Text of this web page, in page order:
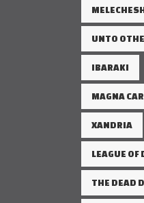
UNTO
IBARAKI
MAGNA
XANDRIA
LEAGUE
THE DEAD